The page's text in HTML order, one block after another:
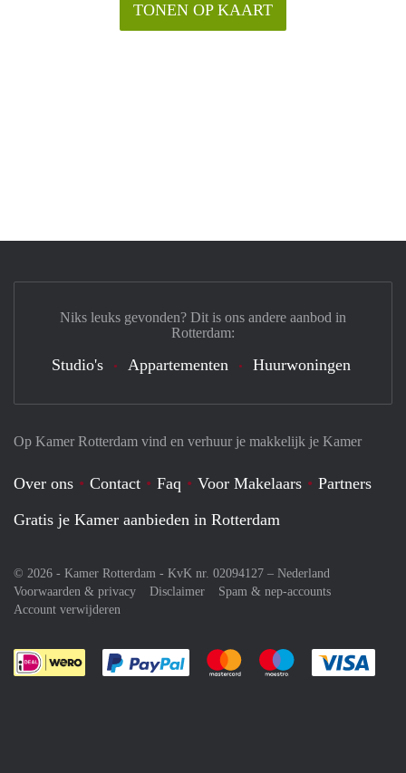
TONEN OP KAART
Op Kamer Rotterdam vind en verhuur je makkelijk je Kamer
Over ons Contact Faq Voor Makelaars
Partners
Gratis je Kamer aanbieden in Rotterdam
© 2026 - Kamer Rotterdam - KvK nr. 02094127 – Nederland
Voorwaarden & privacy
Disclaimer
Spam & nep-accounts
Account verwijderen
Je rekent gemakkelijk af met Paypal
Je rekent gemakkelijk af met
Je rekent
Niks leuks gevonden? Dit is ons andere aanbod in
Rotterdam:
Studio's Appartementen Huurwoningen